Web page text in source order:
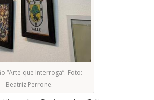
“Arte que Interroga”. Foto:
Beatriz Perrone.